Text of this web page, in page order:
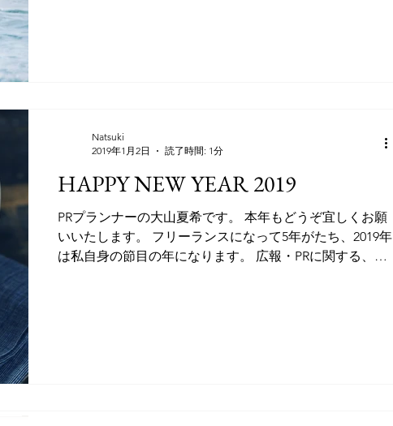
HAPPY NEW YEAR 2019
PRプランナーの大山夏希です。 本年もどうぞ宜しくお願
いいたします。 フリーランスになって5年がたち、2019年
は私自身の節目の年になります。 広報・PRに関する、新
Natsuki
2019年1月2日
読了時間: 1分